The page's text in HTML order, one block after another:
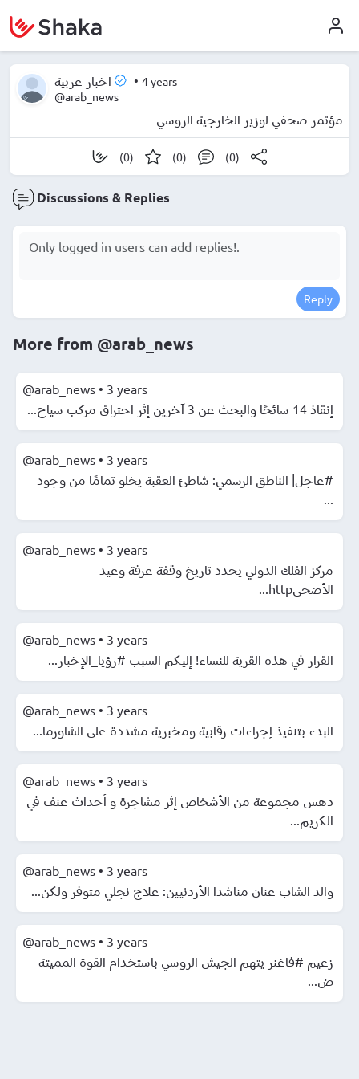
اخبار عربية • 4 years
@arab_news
مؤتمر صحفي لوزير الخارجية الروسي
(0) (0) (0)
Discussions & Replies
Reply
More from @arab_news
@arab_news • 3 years
إنقاذ 14 سائحًا والبحث عن 3 آخرين إثر احتراق مركب سياح...
@arab_news • 3 years
#عاجل| الناطق الرسمي: شاطئ العقبة يخلو تمامًا من وجود
...
@arab_news • 3 years
مركز الفلك الدولي يحدد تاريخ وقفة عرفة وعيد
الأضحىhttp...
@arab_news • 3 years
القرار في هذه القرية للنساء! إليكم السبب #رؤيا_الإخبار...
@arab_news • 3 years
البدء بتنفيذ إجراءات رقابية ومخبرية مشددة على الشاورما...
@arab_news • 3 years
دهس مجموعة من الأشخاص إثر مشاجرة و أحداث عنف في
الكريم...
@arab_news • 3 years
والد الشاب عنان مناشدا الأردنيين: علاج نجلي متوفر ولكن...
@arab_news • 3 years
زعيم #فاغنر يتهم الجيش الروسي باستخدام القوة المميتة
ض...